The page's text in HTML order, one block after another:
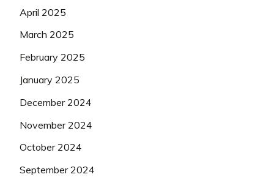
April 2025
March 2025
February 2025
January 2025
December 2024
November 2024
October 2024
September 2024